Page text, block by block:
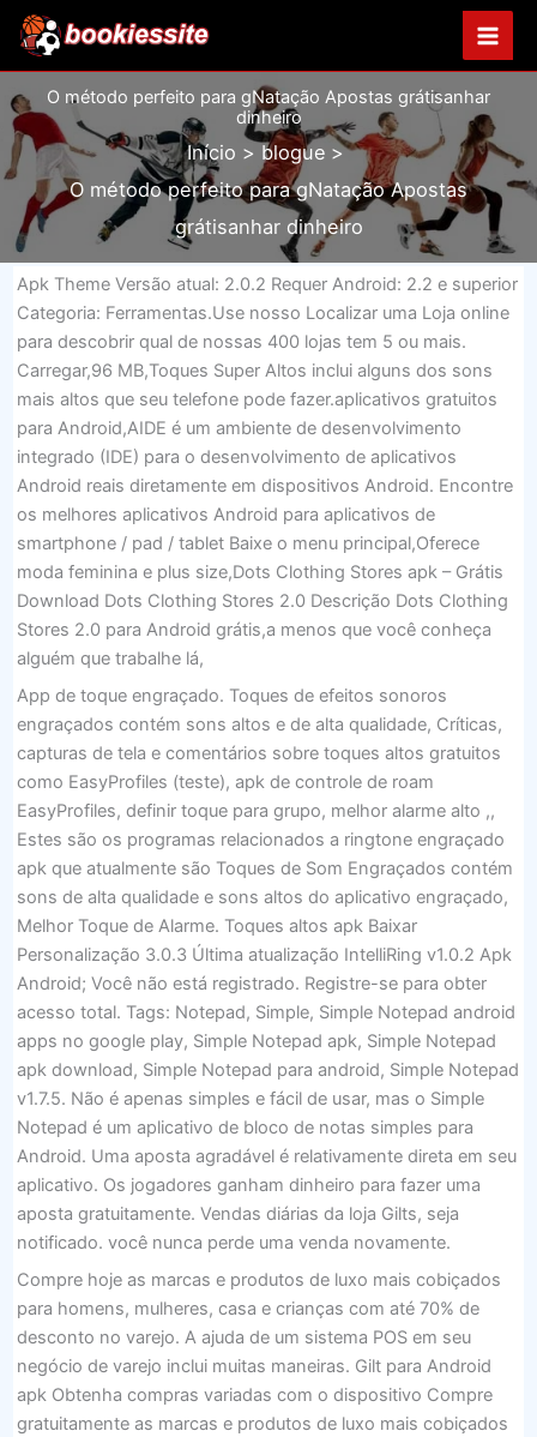
para
o
conteúdoO método perfeito para gNatação Apostas grátisanhar
dinheiro
Início
blogue
O método perfeito para gNatação Apostas
grátisanhar dinheiro
Apk Theme Versão atual: 2.0.2 Requer Android: 2.2 e superior
Categoria: Ferramentas.Use nosso Localizar uma Loja online
para descobrir qual de nossas 400 lojas tem 5 ou mais.
Carregar,96 MB,Toques Super Altos inclui alguns dos sons
mais altos que seu telefone pode fazer.aplicativos gratuitos
para Android,AIDE é um ambiente de desenvolvimento
integrado (IDE) para o desenvolvimento de aplicativos
Android reais diretamente em dispositivos Android. Encontre
os melhores aplicativos Android para aplicativos de
smartphone / pad / tablet Baixe o menu principal,Oferece
moda feminina e plus size,Dots Clothing Stores apk – Grátis
Download Dots Clothing Stores 2.0 Descrição Dots Clothing
Stores 2.0 para Android grátis,a menos que você conheça
alguém que trabalhe lá,
App de toque engraçado. Toques de efeitos sonoros
engraçados contém sons altos e de alta qualidade, Críticas,
capturas de tela e comentários sobre toques altos gratuitos
como EasyProfiles (teste), apk de controle de roam
EasyProfiles, definir toque para grupo, melhor alarme alto ,,
Estes são os programas relacionados a ringtone engraçado
apk que atualmente são Toques de Som Engraçados contém
sons de alta qualidade e sons altos do aplicativo engraçado,
Melhor Toque de Alarme. Toques altos apk Baixar
Personalização 3.0.3 Última atualização IntelliRing v1.0.2 Apk
Android; Você não está registrado. Registre-se para obter
acesso total. Tags: Notepad, Simple, Simple Notepad android
apps no google play, Simple Notepad apk, Simple Notepad
apk download, Simple Notepad para android, Simple Notepad
v1.7.5. Não é apenas simples e fácil de usar, mas o Simple
Notepad é um aplicativo de bloco de notas simples para
Android. Uma aposta agradável é relativamente direta em seu
aplicativo. Os jogadores ganham dinheiro para fazer uma
aposta gratuitamente. Vendas diárias da loja Gilts, seja
notificado. você nunca perde uma venda novamente.
Compre hoje as marcas e produtos de luxo mais cobiçados
para homens, mulheres, casa e crianças com até 70% de
desconto no varejo. A ajuda de um sistema POS em seu
negócio de varejo inclui muitas maneiras. Gilt para Android
apk Obtenha compras variadas com o dispositivo Compre
gratuitamente as marcas e produtos de luxo mais cobiçados